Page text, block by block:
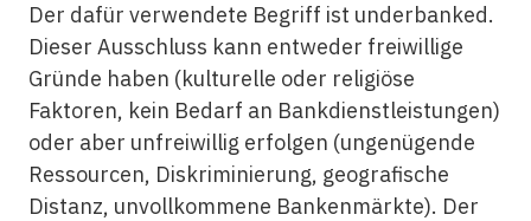
Der dafür verwendete Begriff ist underbanked.
Dieser Ausschluss kann entweder freiwillige
Gründe haben (kulturelle oder religiöse
Faktoren, kein Bedarf an Bankdienstleistungen)
oder aber unfreiwillig erfolgen (ungenügende
Ressourcen, Diskriminierung, geografische
Distanz, unvollkommene Bankenmärkte). Der